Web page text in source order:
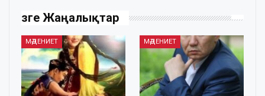
Өзге Жаңалықтар
МӘДЕНИЕТ МӘДЕНИЕТ